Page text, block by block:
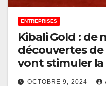
ENTREPRISES
Kibali Gold : de
découvertes de
vont stimuler la
mine, selon
OCTOBRE 9, 2024